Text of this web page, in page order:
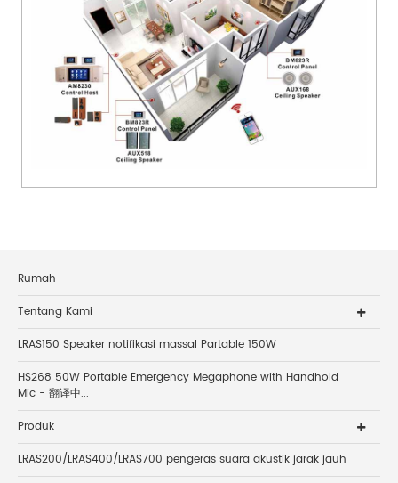
Rumah
Tentang Kami
LRAS150 Speaker notifikasi massal Partable 150W
HS268 50W Portable Emergency Megaphone with Handhold
Mic - 翻译中...
Produk
LRAS200/LRAS400/LRAS700 pengeras suara akustik jarak jauh